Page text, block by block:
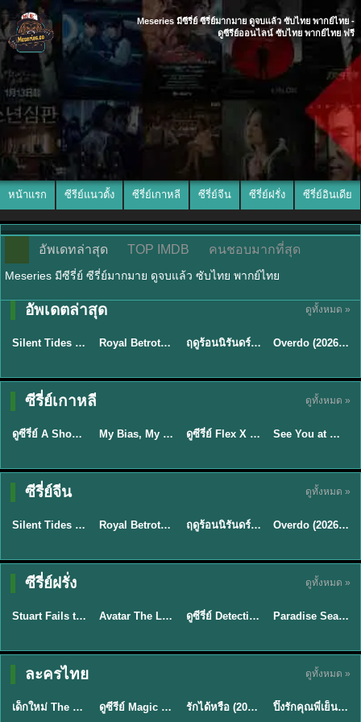
Meseries มีซีรี่ย์ ซีรี่ย์มากมาย ดูจบแล้ว ซับไทย พากย์ไทย -
ดูซีรีย์ออนไลน์ ซับไทย พากย์ไทย ฟรี
หน้าแรก ซีรีย์แนวตั้ง ซีรี่ย์เกาหลี ซีรี่ย์จีน ซีรี่ย์ฝรั่ง ซีรี่ย์อินเดีย
อัพเดทล่าสุด TOP IMDB คนชอบมากที่สุด
Meseries มีซีรี่ย์ ซีรี่ย์มากมาย ดูจบแล้ว ซับไทย พากย์ไทย
อัพเดตล่าสุด ดูทั้งหมด »
★9.5
พากย์ไทย
Silent Tides คลื่นลมลวง (2025) พากย์ไทย ซับไทย EP.1-31 ★9 Royal Betrothal (2026) สัญญาวิวาห์แห่งราชวงศ์ พากย์ไทย ซับไทย EP1-32 ★8.8 ฤดูร้อนนิรันดร์ (2026) Never-Ending Summer พากย์ไทย EP.1-29
ซับไทย
Overdo (2026) รักเกินแค้น พากย์ไทย ซับไทย EP1-33 (จบ)
ซีรี่ย์เกาหลี ดูทั้งหมด »
★8 EP.16
พากย์ไทย
TH EP. 16
ดูซีรี่ย์ A Shop for Killers 2 ร้านลับนักฆ่า ซีซัน 2 (2026) ซับไทย-พากย์ไทย My Bias, My Boss เมื่อเมนฉันเป็นประธานบริษัท (2026) พากย์ไทย ซับไทย EP.1-12 ★8 EP.16
Sub EP. 16 | TH
ดูซีรี่ย์ Flex X Cop คุณชายสายสืบ (2024) พากย์ไทย-ซับไทย EP.1-16 (จบ) ★9
ซับไทย | พากย์
Sub EP. 8 | TH
See You at Work Tomorrow! เจอกันที่ออฟฟิศพรุ่งนี้นะ พากย์ไทย
ซีรี่ย์จีน ดูทั้งหมด »
★9.5
พากย์ไทย
Silent Tides คลื่นลมลวง (2025) พากย์ไทย ซับไทย EP.1-31 ★9 Royal Betrothal (2026) สัญญาวิวาห์แห่งราชวงศ์ พากย์ไทย ซับไทย EP1-32 ★8.8 ฤดูร้อนนิรันดร์ (2026) Never-Ending Summer พากย์ไทย EP.1-29
ซับไทย
Overdo (2026) รักเกินแค้น พากย์ไทย ซับไทย EP1-33 (จบ)
ซีรี่ย์ฝรั่ง ดูทั้งหมด »
★8.8 EP.2
พากย์ไทย
TH EP. 2
Stuart Fails to Save the Universe (2026) สจ๊วตล่มแผนกู้จักรวาล พากย์ไทย EP1-10 ★7.8 EP.7Avatar The Last Airbender 2 เณรน้อยเจ้าอภินิหาร พากย์ไทย EP.9ดูซีรี่ย์ Detective Hole (2026) พากย์ไทย HD ฟรี อัปเดตล่าสุด Netflix EP.8
พากย์ไทย
Paradise Season 2 (2026) พากย์ไทย EP1-8 ดูซีรี่ย์ฝรั่ง HD ครบทุกตอน
ละครไทย ดูทั้งหมด »
★ 8 EP.6
พากย์ไทย
เด็กใหม่ The Reset 2026 EP1-6 พากย์ไทย ดูซีรี่ย์ Netflix ล่าสุด HD ดูซีรีย์ Magic Move (2026) ทำนายทายรัก Thai EP.1-10 HD รักได้หรือ (2026) YOUNG Let's Begin Again พากย์ไทย EP.1-19 ★8
พากย์ไทย
ปิ๊งรักคุณพี่เย็นชา (2026) Frozen Valentine EP.1-10 (จบ)